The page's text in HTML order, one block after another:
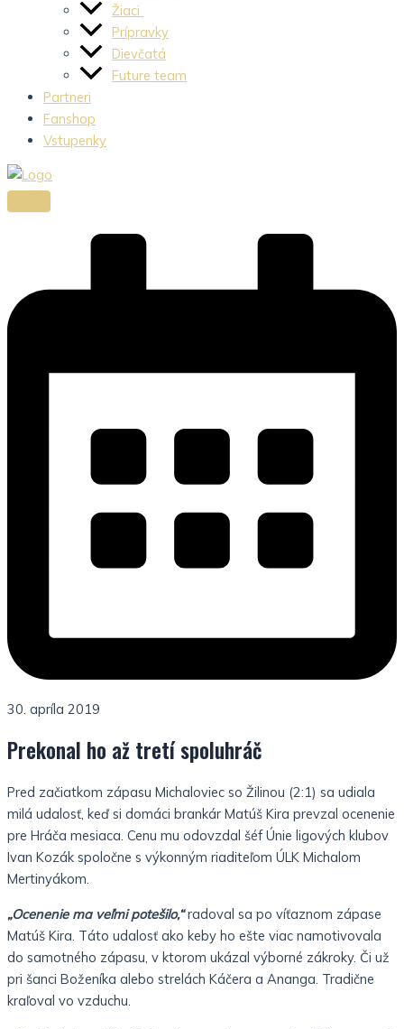
Žiaci
Prípravky
Dievčatá
Future team
Partneri
Fanshop
Vstupenky
30. apríla 2019
Prekonal ho až tretí spoluhráč
Pred začiatkom zápasu Michaloviec so Žilinou (2:1) sa udiala
milá udalosť, keď si domáci brankár Matúš Kira prevzal ocenenie
pre Hráča mesiaca. Cenu mu odovzdal šéf Únie ligových klubov
Ivan Kozák spoločne s výkonným riaditeľom ÚLK Michalom
Mertinyákom.
„Ocenenie ma veľmi potešilo,“radoval sa po víťaznom zápase
Matúš Kira. Táto udalosť ako keby ho ešte viac namotivovala
do samotného zápasu, v ktorom ukázal výborné zákroky. Či už
pri šanci Boženíka alebo strelách Káčera a Ananga. Tradične
kraľoval vo vzduchu.